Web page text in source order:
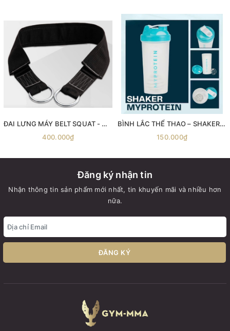
ĐAI LƯNG MÁY BELT SQUAT - Máy gánh đùi với dây đai Belt Squat
400.000₫
BÌNH LẮC THỂ THAO – SHAKER MYPROTEIN 600ML
150.000₫
Đăng ký nhận tin
Nhận thông tin sản phẩm mới nhất, tin khuyến mãi và nhiều hơn
nữa.
ĐĂNG KÝ